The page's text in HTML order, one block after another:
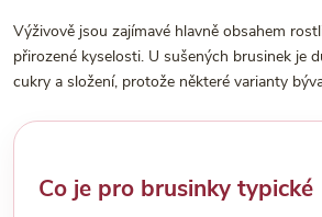
Výživově jsou zajímavé hlavně obsahem
přirozené kyselosti. U sušených brusinek je
cukry a složení, protože některé varianty
Co je pro brusinky typické